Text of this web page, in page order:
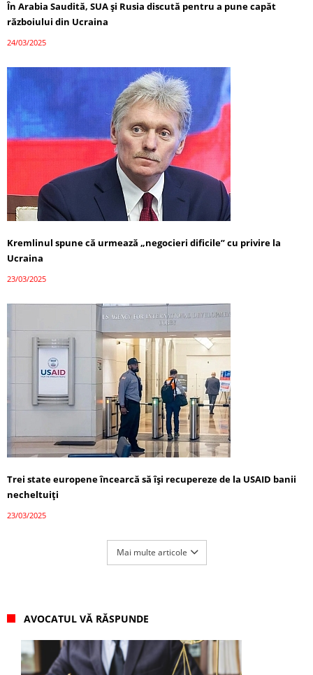
În Arabia Saudită, SUA și Rusia discută pentru a pune capăt
războiului din Ucraina
24/03/2025
Kremlinul spune că urmează „negocieri dificile” cu privire la
Ucraina
23/03/2025
Trei state europene încearcă să își recupereze de la USAID banii
necheltuiți
23/03/2025
Mai multe articole
AVOCATUL VĂ RĂSPUNDE